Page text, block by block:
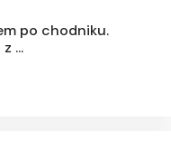
po chodniku.
...